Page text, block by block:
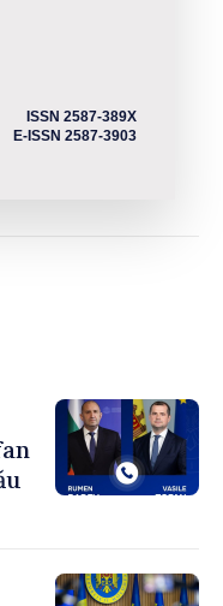
ISSN 2587-389X
E-ISSN 2587-3903